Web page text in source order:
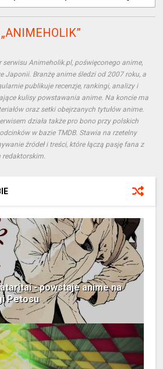
serwisu Animeholik.pl, poświęconego anime,
Japonii. Branżę anime śledzi od 2007 roku, a
publikuje recenzje, rankingi, analizy i
kulisy powstawania anime. Na koncie ma
oraz setki obejrzanych tytułów anime.
działa także pro bono przy polskich
w bazie TMDB. Stawia na rzetelny
źródeł i treści, które łączą pasję fana z
redaktorskim.
- powstaje anime na
Petosu